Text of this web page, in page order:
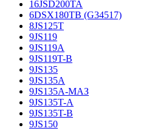
16JSD200TA
6DSX180TB (G34517)
8JS125T
9JS119
9JS119A
9JS119T-B
9JS135
9JS135A
9JS135A-МАЗ
9JS135T-A
9JS135T-B
9JS150